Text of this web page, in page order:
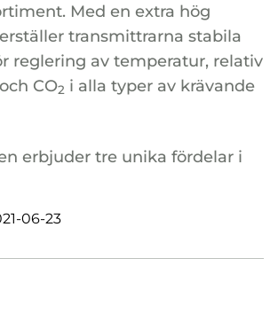
Med en extra hög
transmittrarna stabila
reglering av temperatur, relativ
CO2 i alla typer av krävande
erbjuder tre unika fördelar i
06-23